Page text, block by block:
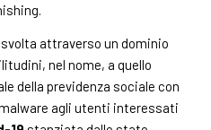
attraverso un dominio
nel nome, a quello
della previdenza sociale con
agli utenti interessati